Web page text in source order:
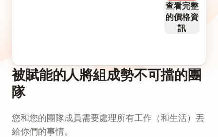
查看完整
的價格資
訊
被賦能的人將組成勢不可擋的團
隊
您和您的團隊成員需要處理所有工作（和生活）丟
給你們的事情。